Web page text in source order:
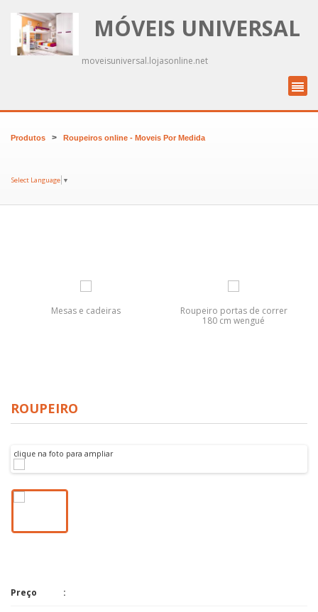
MÓVEIS UNIVERSAL
moveisuniversal.lojasonline.net
Produtos > Roupeiros online - Moveis Por Medida
Select Language ▼
Mesas e cadeiras
Roupeiro portas de correr
180 cm wengué
ROUPEIRO
clique na foto para ampliar
Preço